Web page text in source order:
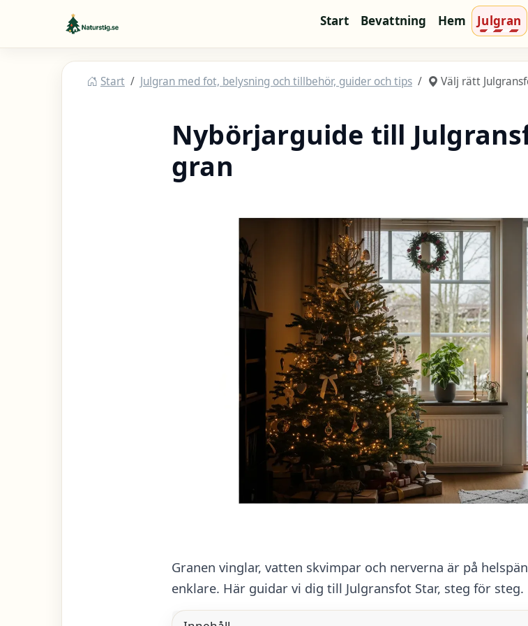
Naturstig
Start Bevattning Hem Julgran
Start Julgran med fot, belysning och tillbehör, guider och tips Välj rätt
Nybörjarguide till
gran
Granen vinglar, vatten skvimpar och nerverna är på
enklare. Här guidar vi dig till Julgransfot Star, steg för steg.